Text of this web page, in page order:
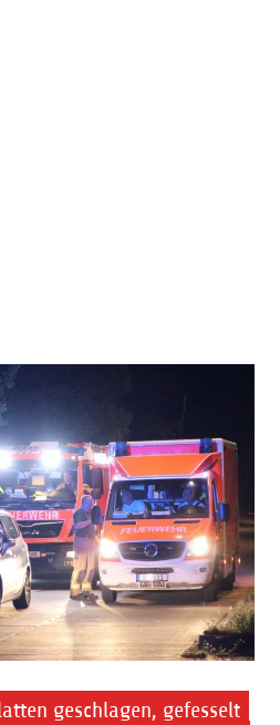
geschlagen, gefesselt